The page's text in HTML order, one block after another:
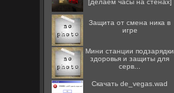
[делаем часы на стенах]
Защита от смена ника в
игре
Мини станции подзарядки
здоровья и защиты для
серв...
Скачать de_vegas.wad